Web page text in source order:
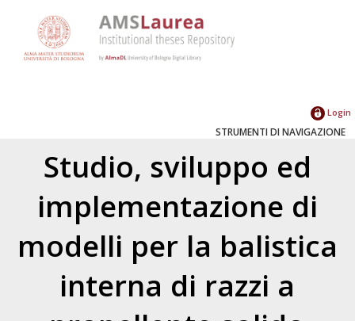
Login
STRUMENTI DI NAVIGAZIONE
Studio, sviluppo ed
implementazione di
modelli per la balistica
interna di razzi a